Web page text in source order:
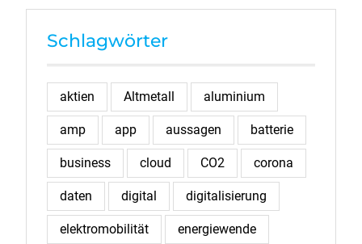
Schlagwörter
aktien Altmetall aluminium
amp app aussagen batterie
business cloud CO2 corona
daten digital digitalisierung
elektromobilität energiewende